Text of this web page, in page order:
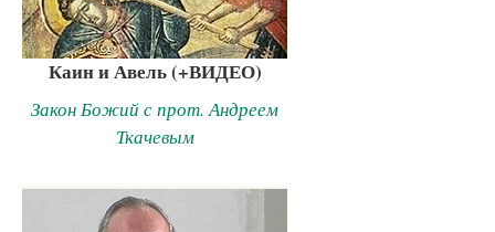
Каин и Авель (+ВИДЕО)
Закон Божий с прот. Андреем
Ткачевым